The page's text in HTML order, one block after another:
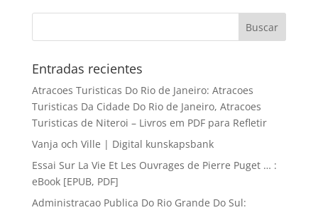
Entradas recientes
Atracoes Turisticas Do Rio de Janeiro: Atracoes
Turisticas Da Cidade Do Rio de Janeiro, Atracoes
Turisticas de Niteroi – Livros em PDF para Refletir
Vanja och Ville | Digital kunskapsbank
Essai Sur La Vie Et Les Ouvrages de Pierre Puget … :
eBook [EPUB, PDF]
Administracao Publica Do Rio Grande Do Sul: